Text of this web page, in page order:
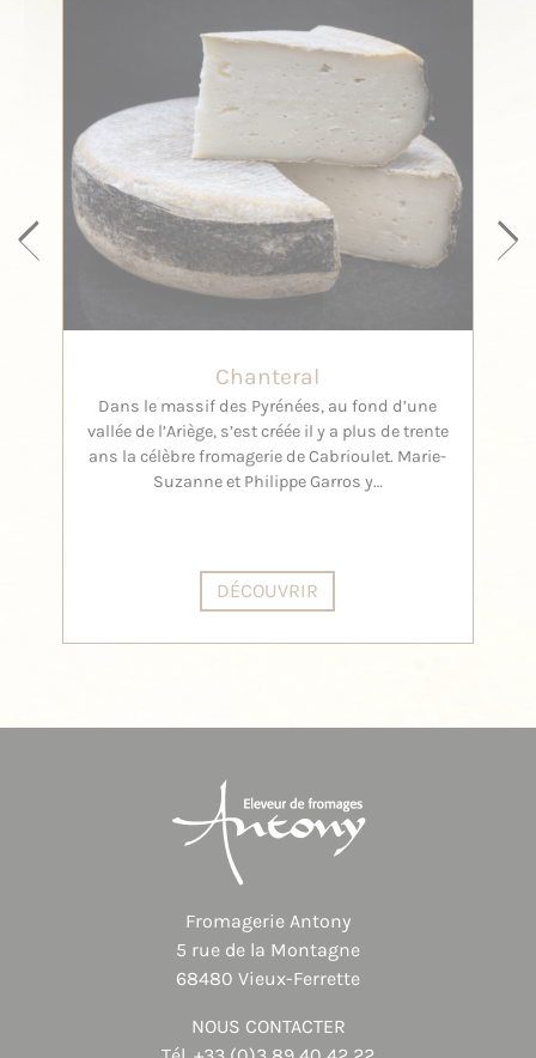
Chanteral
Dans le massif des Pyrénées, au fond d’une
vallée de l’Ariège, s’est créée il y a plus de trente
ans la célèbre fromagerie de Cabrioulet. Marie-
Suzanne et Philippe Garros y…
DÉCOUVRIR
Fromagerie Antony
5 rue de la Montagne
68480 Vieux-Ferrette
NOUS CONTACTER